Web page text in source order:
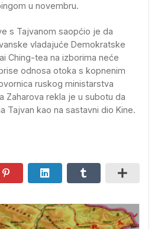
u novembru.
s Tajvanom saopćio je da
vladajuće Demokratske
Ching-tea na izborima neće
odnosa otoka s kopnenim
ruskog ministarstva
Zaharova rekla je u subotu da
Tajvan kao na sastavni dio Kine.